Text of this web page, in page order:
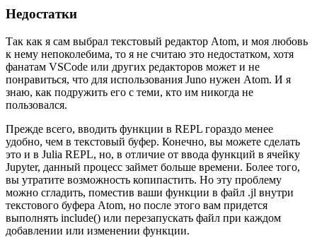
Недостатки
Так как я сам выбрал текстовый редактор Atom, и моя любовь
к нему непоколебима, то я не считаю это недостатком, хотя
фанатам VSCode или других редакторов может и не
понравиться, что для использования Juno нужен Atom. И я
знаю, как подружить его с теми, кто им никогда не
пользовался.
Прежде всего, вводить функции в REPL гораздо менее
удобно, чем в текстовый буфер. Конечно, вы можете сделать
это и в Julia REPL, но, в отличие от ввода функций в ячейку
Jupyter, данный процесс займет больше времени. Более того,
вы утратите возможность копипастить. Но эту проблему
можно сгладить, поместив ваши функции в файл .jl внутри
текстового буфера Atom, но после этого вам придется
выполнять include() или перезапускать файл при каждом
добавлении или изменении функции.